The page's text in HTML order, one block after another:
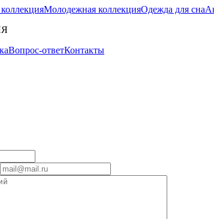
Молодежная коллекцияОдежда для сна
Вопрос-ответКонтакты